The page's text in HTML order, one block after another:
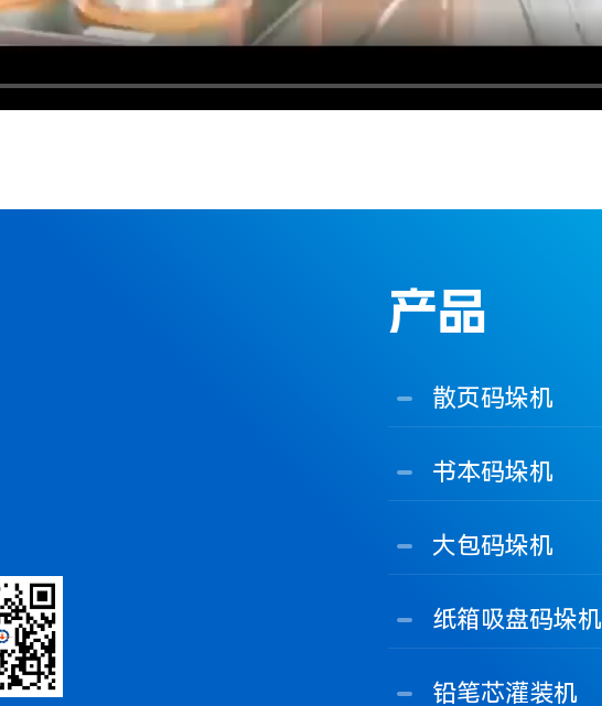
产品
散页码垛机
书本码垛机
大包码垛机
纸箱吸盘码垛机
铅笔芯灌装机